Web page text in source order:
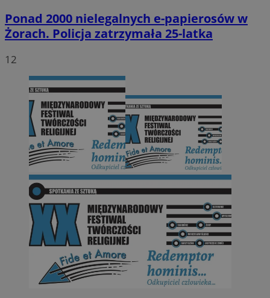
Ponad 2000 nielegalnych e-papierosów w
Żorach. Policja zatrzymała 25-latka
12